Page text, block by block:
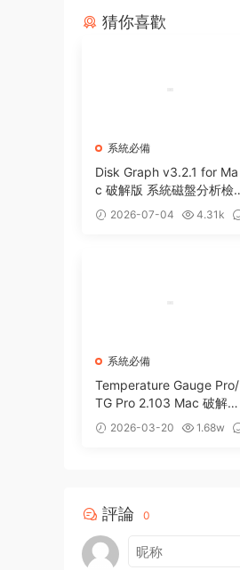
猜你喜歡
系統必備
Disk Graph v3.2.1 for Ma
c 破解版 系統磁盤分析檢
測工具
2026-07-04
4.31k
系統必備
Temperature Gauge Pro/
TG Pro 2.103 Mac 破解版
優秀硬件溫度監測工具
2026-03-20
1.68w
評論 0